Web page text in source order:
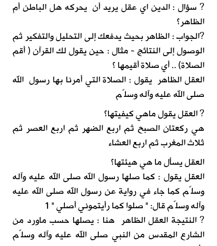
? سؤال : الدين اي عقل يريد أن يحركه هل الباطن أم
الظاهر؟
?الجواب : الظاهر بحيث يدفعك إلى التحليل والتفكير ثم
الوصول إلى النتائج - مثال : حين يقول لك القرآن ( أقم
الصلاة) .. أي صلاة أقيمها ؟
العقل الظاهر يقول : الصلاة التي أمرنا بها رسول الله
صلى الله عليه وآله وسلّم
? العقل يقول ماهي كيفيتها؟
هي ركعتان الصبح ثم اربع الضهر ثم اربع العصر ثم
ثلاث المغرب ثم اربع العشاء
العقل يسأل ما هي هيئتها؟
العقل يقول : كما صلها رسول الله صلى الله عليه وآله
وسلّم كما جاء في رواية عن رسول الله صلى الله عليه
وآله وسلّم قال: " صلوا كما رأيتموني أصلي " 1
? النتيجة العقل الظاهر هنا : يصلها حسب ماورد من
الشارع المقدس من النبي صلى الله عليه وآله وسلّم